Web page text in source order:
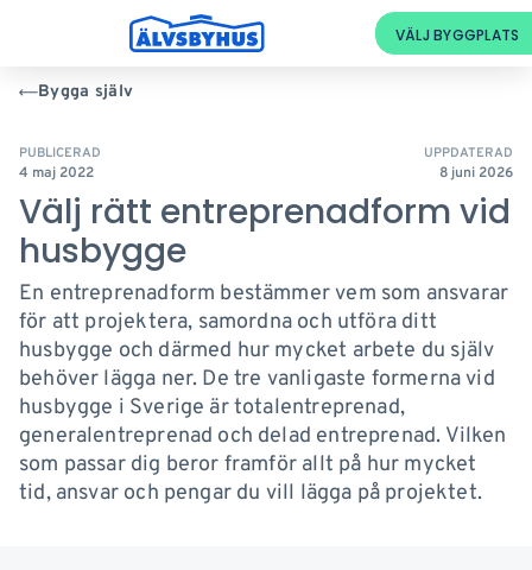
Bygga själv
PUBLICERAD
4 maj 2022
UPPDATERAD
8 juni 2026
Välj rätt entreprenadform vid
husbygge
En entreprenadform bestämmer vem som ansvarar
för att projektera, samordna och utföra ditt
husbygge och därmed hur mycket arbete du själv
behöver lägga ner. De tre vanligaste formerna vid
husbygge i Sverige är totalentreprenad,
generalentreprenad och delad entreprenad. Vilken
som passar dig beror framför allt på hur mycket
tid, ansvar och pengar du vill lägga på projektet.